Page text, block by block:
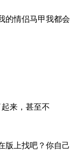
的情侣马甲我都会
来，甚至不
版上找吧？你自己